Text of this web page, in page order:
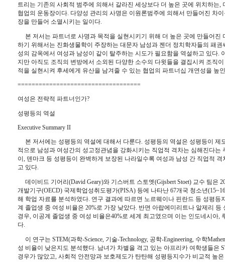
트리는 기존의 사회적 범주에 의해서 갈라진 세상보다 더 높은 곳에 위치하는
협업의 운동장이다 다양성 관리의 사명은 이원론범주에 의해서 만들어진 차
장을 만들어 소멸시키는 일이다
본 저서는 파트너로 사명과 목적을 실현시키기 위해 더 높은 곳에 만들어진
하기 위해서는 진화생물학이 주장하는 대문자 남성과 젠더 정치학자들의 패
성의 감옥에서 여성과 남성이 같이 탈주하는 시도가 필요함을 역설하고 있다
지만 아직도 조직의 변방에서 소외된 다양한 소수의 다윗들을 결집시켜 조직
적을 실현시켜 후세에게 유산을 남겨줄 수 있는 협업의 파트너십 개연성을 높
===================================
여성은 전략적 파트너인가?
성평등의 역설
Executive Summary II
본 저서에는 성평등의 역설에 대해서 다룬다 성평등의 역설은 성평등이 제
적으로 남성과 여성간의 성고정관념을 강화시키는 직업적 격차는 심해진다는
이 덴마크 등 성평등이 완벽하게 보장된 나라일수록 여성과 남성 간 직업적
고 있다
데이비드 기어리(David Geary)와 기스버트 스토엣(Gijsbert Stoet) 교수 팀은
개발기구(OECD) 국제학업성취도평가(PISA) 등에 나타난 67개국 청소년(15~16
해 학업 자료를 분석하였다 연구 결과에 따르면 노르웨이나 핀란드 등 성평등
계 졸업생 중 여성 비율은 20%로 가장 낮았다 반면 아랍에미리트나 알제리 등
경우 이공계 졸업생 중 여성 비율은40%로 세계 최고였으며 이는 인도네시아
다
이 연구는 STEM(과학-Science, 기술-Technology, 공학-Engineering, 수학
성 비율이 낮은지도 분석했다 남녀가 차별을 격고 있는 아프리카 여학생들은
경우가 많았고 사회적 안전망과 보호제도가 탄탄해 성평등지수가 비교적 높